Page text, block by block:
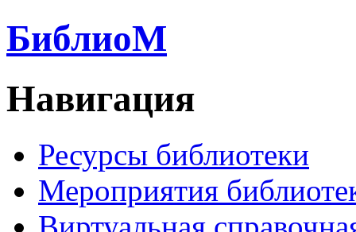
БиблиоМ
Навигация
Ресурсы библиотеки
Мероприятия